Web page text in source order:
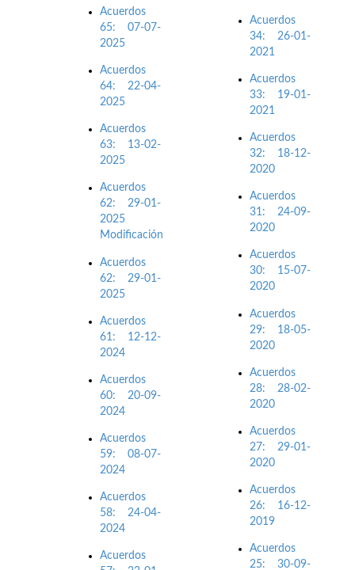
Acuerdos
65: 07-07-
2025
Acuerdos
64: 22-04-
2025
Acuerdos
63: 13-02-
2025
Acuerdos
62: 29-01-
2025
Modificación
Acuerdos
62: 29-01-
2025
Acuerdos
61: 12-12-
2024
Acuerdos
60: 20-09-
2024
Acuerdos
59: 08-07-
2024
Acuerdos
58: 24-04-
2024
Acuerdos
Acuerdos
34: 26-01-
2021
Acuerdos
33: 19-01-
2021
Acuerdos
32: 18-12-
2020
Acuerdos
31: 24-09-
2020
Acuerdos
30: 15-07-
2020
Acuerdos
29: 18-05-
2020
Acuerdos
28: 28-02-
2020
Acuerdos
27: 29-01-
2020
Acuerdos
26: 16-12-
2019
Acuerdos
25: 30-09-